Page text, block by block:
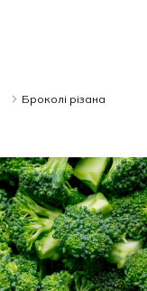
Броколі різана